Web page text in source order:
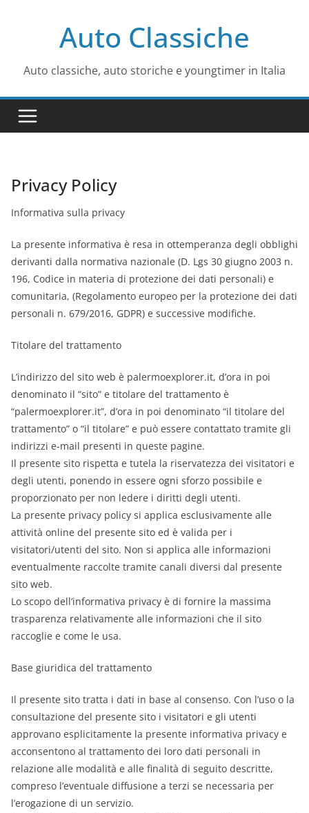
Auto Classiche
Auto classiche, auto storiche e youngtimer in Italia
Privacy Policy
Informativa sulla privacy
La presente informativa è resa in ottemperanza degli obblighi
derivanti dalla normativa nazionale (D. Lgs 30 giugno 2003 n.
196, Codice in materia di protezione dei dati personali) e
comunitaria, (Regolamento europeo per la protezione dei dati
personali n. 679/2016, GDPR) e successive modifiche.
Titolare del trattamento
L’indirizzo del sito web è palermoexplorer.it, d’ora in poi
denominato il “sito” e titolare del trattamento è
“palermoexplorer.it”, d’ora in poi denominato “il titolare del
trattamento” o “il titolare” e può essere contattato tramite gli
indirizzi e-mail presenti in queste pagine.
Il presente sito rispetta e tutela la riservatezza dei visitatori e
degli utenti, ponendo in essere ogni sforzo possibile e
proporzionato per non ledere i diritti degli utenti.
La presente privacy policy si applica esclusivamente alle
attività online del presente sito ed è valida per i
visitatori/utenti del sito. Non si applica alle informazioni
eventualmente raccolte tramite canali diversi dal presente
sito web.
Lo scopo dell’informativa privacy è di fornire la massima
trasparenza relativamente alle informazioni che il sito
raccoglie e come le usa.
Base giuridica del trattamento
Il presente sito tratta i dati in base al consenso. Con l’uso o la
consultazione del presente sito i visitatori e gli utenti
approvano esplicitamente la presente informativa privacy e
acconsentono al trattamento dei loro dati personali in
relazione alle modalità e alle finalità di seguito descritte,
compreso l’eventuale diffusione a terzi se necessaria per
l’erogazione di un servizio.